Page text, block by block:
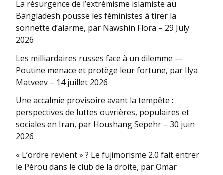
La résurgence de l’extrémisme islamiste au
Bangladesh pousse les féministes à tirer la
sonnette d’alarme, par Nawshin Flora – 29 July
2026
Les milliardaires russes face à un dilemme —
Poutine menace et protège leur fortune, par Ilya
Matveev – 14 juillet 2026
Une accalmie provisoire avant la tempête :
perspectives de luttes ouvrières, populaires et
sociales en Iran, par Houshang Sepehr – 30 juin
2026
« L’ordre revient » ? Le fujimorisme 2.0 fait entrer
le Pérou dans le club de la droite, par Omar